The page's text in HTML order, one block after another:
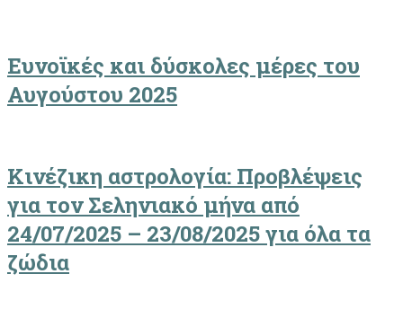
Ευνοϊκές και δύσκολες μέρες του
Αυγούστου 2025
Κινέζικη αστρολογία: Προβλέψεις
για τον Σεληνιακό μήνα από
24/07/2025 – 23/08/2025 για όλα τα
ζώδια